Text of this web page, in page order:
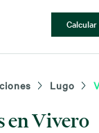
Lugo
en Vivero